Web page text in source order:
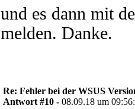
und es dann mit
melden. Danke.
Re: Fehler bei der WSUS
Antwort #10 - 08.09.18 um